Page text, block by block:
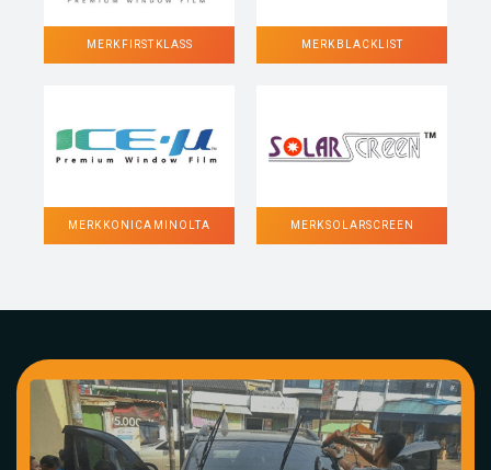
MERK FIRST KLASS MERK BLACKLIST
MERK KONICA MINOLTA MERK SOLARSCREEN